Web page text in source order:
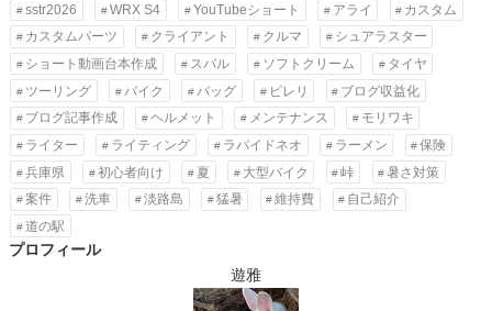
sstr2026
WRX S4 YouTubeショート アライ
カスタム
カスタムパーツ
クライアント クルマ
シュアラスター
ショート動画台本作成
スバル ソフトクリーム
タイヤ
ツーリング
バイク バッグ ピレリ
ブログ収益化
ブログ記事作成
ヘルメット メンテナンス
モリワキ
ライター
ライティング ラパイドネオ ラーメン
保険
兵庫県
初心者向け 夏 大型バイク 峠
暑さ対策
案件
洗車 淡路島 猛暑 維持費
自己紹介
道の駅
プロフィール
遊雅